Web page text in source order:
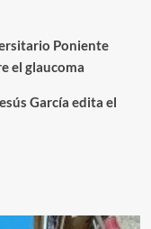
Poniente
el glaucoma
García edita el